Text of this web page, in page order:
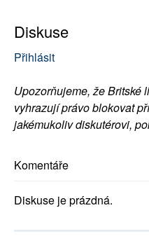
Diskuse
Přihlásit
Upozorňujeme, že Britské
vyhrazují právo blokovat
jakémukoliv diskutérovi,
Komentáře
Diskuse je prázdná.